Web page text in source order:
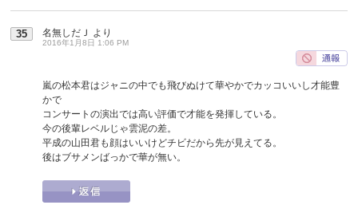
35 名無しだＪ より
2016年1月8日 1:06 PM
嵐の松本君はジャニの中でも飛びぬけて華やかでカッコいいし才能豊
かで
コンサートの演出では高い評価で才能を発揮している。
今の後輩レベルじゃ雲泥の差。
平成の山田君も顔はいいけどチビだから先が見えてる。
後はブサメンばっかで華が無い。